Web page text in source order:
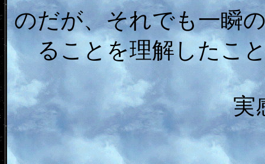
のだが、それでも一瞬
ることを理解したこ
実